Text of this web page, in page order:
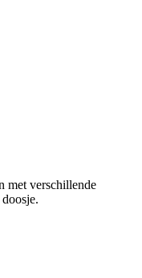
met verschillende